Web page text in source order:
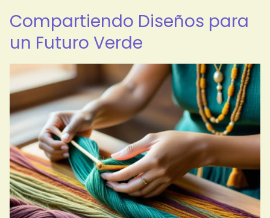
Compartiendo Diseños para
un Futuro Verde